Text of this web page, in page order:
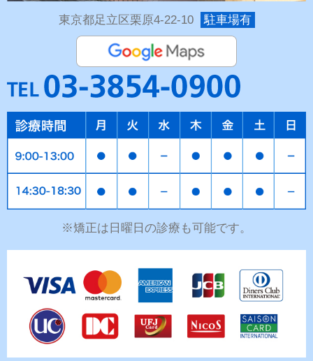
東京都足立区栗原4-22-10 駐車場有
※矯正は日曜日の診療も可能です。